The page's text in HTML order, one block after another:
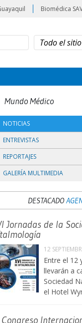
Biomédica
Mundo Médico
NOTICIAS
ENTREVISTAS
REPORTAJES
GALERÍA MULTIMEDIA
DESTACADO
Jornadas de la
12
Entre el 12
llevarán a
Sociedad
el Hotel